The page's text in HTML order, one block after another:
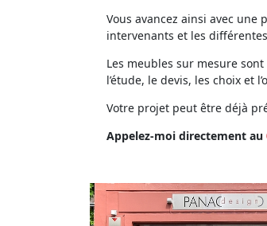
Vous avancez ainsi avec
intervenants et les
Les meubles sur mesure
l’étude, le devis, les choix et
Votre projet peut être déjà
Appelez-moi directement au